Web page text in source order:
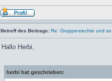
Betreff des Beitrags: Re: Gruppenrechte und so
Hallo Herbi,
herbi hat geschrieben: